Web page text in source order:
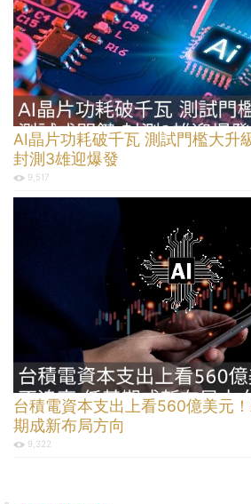
AI晶片功耗破千瓦 測試門檻大升
封測3雄迎爆發
9,517
台積電資本支出上看560億美元
期成新布局方向
9,322